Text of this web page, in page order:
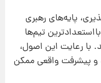
پایه‌های رهبری
تیم‌ها
با رعایت این اصول،
پیشرفت واقعی ممکن